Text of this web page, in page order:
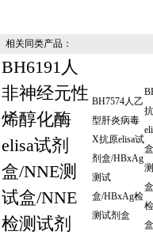
相关同类产品：
BH6191人
非神经元性
烯醇化酶
elisa试剂
盒/NNE测
试盒/NNE
检测试剂
BH7574人乙
型肝炎病毒
X抗原elisa试
剂盒/HBxAg
测试
盒/HBxAg检
测试剂盒
盒